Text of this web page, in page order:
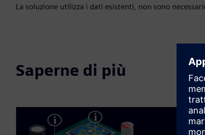
La soluzione utilizza i dati esistenti, non sono
Saperne di più